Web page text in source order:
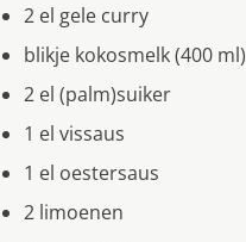
2 el gele curry
blikje kokosmelk (400 ml)
2 el (palm)suiker
1 el vissaus
1 el oestersaus
2 limoenen